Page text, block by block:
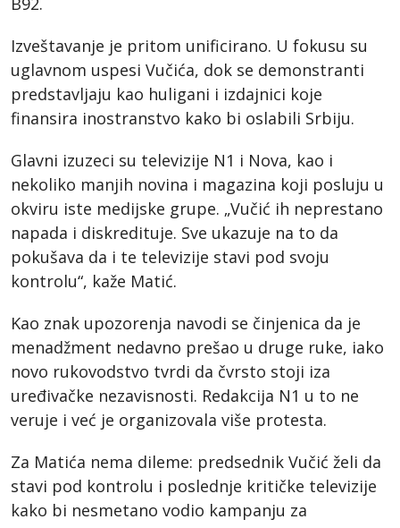
Izveštavanje je pritom unificirano. U fokusu su
uglavnom uspesi Vučića, dok se demonstranti
predstavljaju kao huligani i izdajnici koje
finansira inostranstvo kako bi oslabili Srbiju.
Glavni izuzeci su televizije N1 i Nova, kao i
nekoliko manjih novina i magazina koji posluju u
okviru iste medijske grupe. „Vučić ih neprestano
napada i diskredituje. Sve ukazuje na to da
pokušava da i te televizije stavi pod svoju
kontrolu“, kaže Matić.
Kao znak upozorenja navodi se činjenica da je
menadžment nedavno prešao u druge ruke, iako
novo rukovodstvo tvrdi da čvrsto stoji iza
uređivačke nezavisnosti. Redakcija N1 u to ne
veruje i već je organizovala više protesta.
Za Matića nema dileme: predsednik Vučić želi da
stavi pod kontrolu i poslednje kritičke televizije
kako bi nesmetano vodio kampanju za